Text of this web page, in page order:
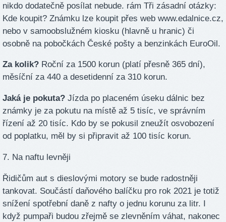
nikdo dodatečně posílat nebude. rám Tři zásadní otázky:
Kde koupit? Známku lze koupit přes web www.edalnice.cz,
nebo v samoobslužném kiosku (hlavně u hranic) či
osobně na pobočkách České pošty a benzinkách EuroOil.
Za kolik? Roční za 1500 korun (platí přesně 365 dní),
měsíční za 440 a desetidenní za 310 korun.
Jaká je pokuta? Jízda po placeném úseku dálnic bez
známky je za pokutu na místě až 5 tisíc, ve správním
řízení až 20 tisíc. Kdo by se pokusil zneužít osvobození
od poplatku, měl by si připravit až 100 tisíc korun.
7. Na naftu levněji
Řidičům aut s dieslovými motory se bude radostněji
tankovat. Součástí daňového balíčku pro rok 2021 je totiž
snížení spotřební daně z nafty o jednu korunu za litr. I
když pumpaři budou zřejmě se zlevněním váhat, nakonec